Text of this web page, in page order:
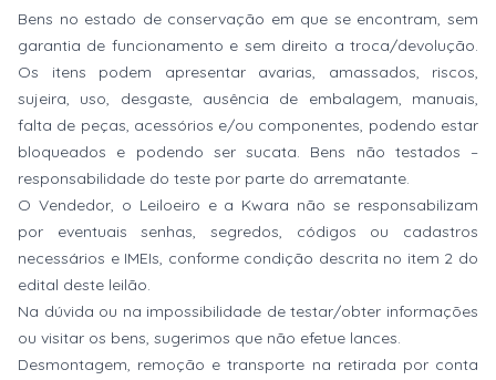
Bens no estado de conservação em que se encontram, sem
garantia de funcionamento e sem direito a troca/devolução.
Os itens podem apresentar avarias, amassados, riscos,
sujeira, uso, desgaste, ausência de embalagem, manuais,
falta de peças, acessórios e/ou componentes, podendo estar
bloqueados e podendo ser sucata. Bens não testados –
responsabilidade do teste por parte do arrematante.
O Vendedor, o Leiloeiro e a Kwara não se responsabilizam
por eventuais senhas, segredos, códigos ou cadastros
necessários e IMEIs, conforme condição descrita no item 2 do
edital deste leilão.
Na dúvida ou na impossibilidade de testar/obter informações
ou visitar os bens, sugerimos que não efetue lances.
Desmontagem, remoção e transporte na retirada por conta